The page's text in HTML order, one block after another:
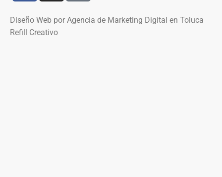
Diseño Web por Agencia de Marketing Digital en Toluca
Refill Creativo